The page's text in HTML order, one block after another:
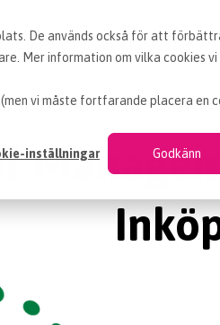
De används också för att
Mer information om vilka cookies vi
vi måste fortfarande placera en
inställningar Godkänn
VÅRA TJÄNSTER